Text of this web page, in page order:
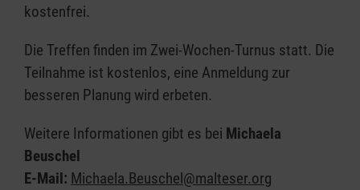
kostenfrei.
Die Treffen finden im Zwei-Wochen-Turnus statt. Die
Teilnahme ist kostenlos, eine Anmeldung zur
besseren Planung wird erbeten.
Weitere Informationen gibt es bei Michaela
Beuschel
E-Mail: Michaela.Beuschel@malteser.org